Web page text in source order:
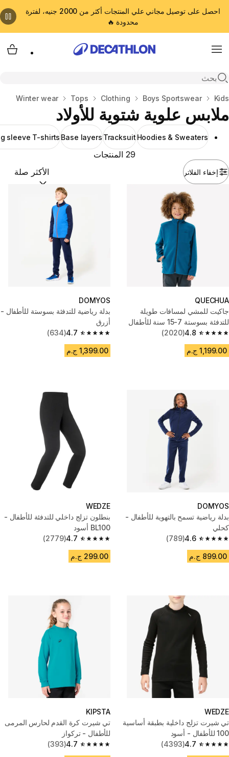
احصل على توصيل مجاني علي المنتجات أكثر من 2000 جنيه، لفترة
محدودة 🔥
Menu
Open search
المنزل
Kids
Boys Sportswear
Clothing
Tops
Winter wear
ملابس علوية شتوية للأولاد
Hoodies & Sweaters
Tracksuit
Base layers
sleeve T-shirts
إخفاء الفلاتر
29 المنتجات
ترتيب حسب:
QUECHUA
جاكيت للمشي لمسافات طويلة
للتدفئة بسوستة 7-15 سنة للأطفال
4.8
4.8 out of 5 stars from 2020 reviews
(2020)
1,199.00 ج.م
DOMYOS
بدلة رياضية للتدفئة بسوستة للأطفال -
أزرق
4.7
4.7 out of 5 stars from 634 reviews
(634)
1,399.00 ج.م
DOMYOS
بدلة رياضية تسمح بالتهوية للأطفال -
كحلي
4.6
4.6 out of 5 stars from 789 reviews
(789)
899.00 ج.م
WEDZE
بنطلون تزلج داخلي للتدفئة للأطفال -
BL100 أسود
4.7
4.7 out of 5 stars from 2779 reviews
(2779)
299.00 ج.م
WEDZE
تي شيرت تزلج داخلية بطبقة أساسية
100 للأطفال - أسود
4.7
4.7 out of 5 stars from 4393 reviews
(4393)
KIPSTA
تي شيرت كرة القدم لحارس المرمى
للأطفال - تركواز
4.7
4.7 out of 5 stars from 393 reviews
(393)